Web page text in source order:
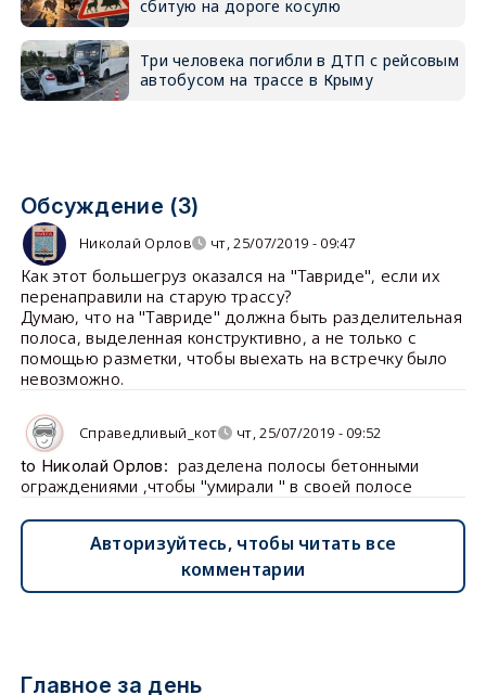
сбитую на дороге косулю
Три человека погибли в ДТП с рейсовым
автобусом на трассе в Крыму
Обсуждение (3)
Николай Орлов чт, 25/07/2019 - 09:47
Как этот большегруз оказался на "Тавриде", если их
перенаправили на старую трассу?
Думаю, что на "Тавриде" должна быть разделительная
полоса, выделенная конструктивно, а не только с
помощью разметки, чтобы выехать на встречку было
невозможно.
Справедливый_кот чт, 25/07/2019 - 09:52
to Николай Орлов: разделена полосы бетонными
ограждениями ,чтобы "умирали " в своей полосе
Авторизуйтесь, чтобы читать все
комментарии
Главное за день